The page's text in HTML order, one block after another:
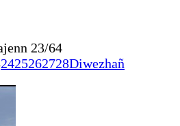
23/64
2425262728Diwezhañ